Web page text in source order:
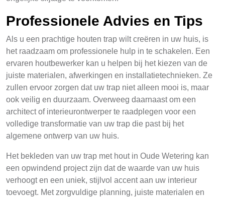
Professionele Advies en Tips
Als u een prachtige houten trap wilt creëren in uw huis, is
het raadzaam om professionele hulp in te schakelen. Een
ervaren houtbewerker kan u helpen bij het kiezen van de
juiste materialen, afwerkingen en installatietechnieken. Ze
zullen ervoor zorgen dat uw trap niet alleen mooi is, maar
ook veilig en duurzaam. Overweeg daarnaast om een
architect of interieurontwerper te raadplegen voor een
volledige transformatie van uw trap die past bij het
algemene ontwerp van uw huis.
Het bekleden van uw trap met hout in Oude Wetering kan
een opwindend project zijn dat de waarde van uw huis
verhoogt en een uniek, stijlvol accent aan uw interieur
toevoegt. Met zorgvuldige planning, juiste materialen en